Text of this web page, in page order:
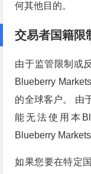
何其他目的。
交易者国籍限
由于监管限制或
Blueberry
的全球客户。 由
能无法使用本
Blueberry
如果您要在特定